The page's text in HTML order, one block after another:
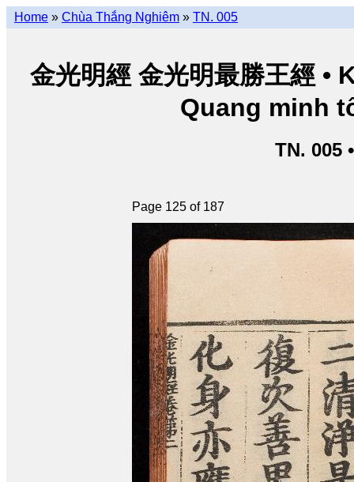
Home » Chùa Thắng Nghiêm » TN. 005
金光明經 金光明最勝王經
Quang minh
TN. 005
Page 125 of 187